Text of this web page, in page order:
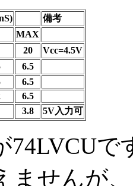
備考
MAX
20
Vcc=4.5V
6.5
6.5
6.5
3.8 5V入力可
74LVCU
せんが、